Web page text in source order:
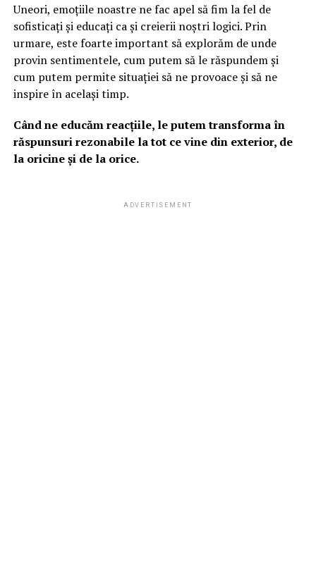
Uneori, emoțiile noastre ne fac apel să fim la fel de
sofisticați și educați ca și creierii noștri logici. Prin
urmare, este foarte important să explorăm de unde
provin sentimentele, cum putem să le răspundem și
cum putem permite situației să ne provoace și să ne
inspire în același timp.
Când ne educăm reacțiile, le putem transforma în
răspunsuri rezonabile la tot ce vine din exterior, de
la oricine și de la orice.
ADVERTISEMENT